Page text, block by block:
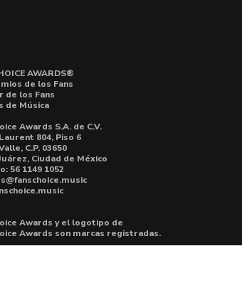
AWARDS®
de los Fans
de los Fans
de Música
Awards S.A. de C.V.
804, Piso 6
C.P. 03650
Ciudad de México
56 1149 1052
Awards y el logotipo de
Awards son marcas registradas.